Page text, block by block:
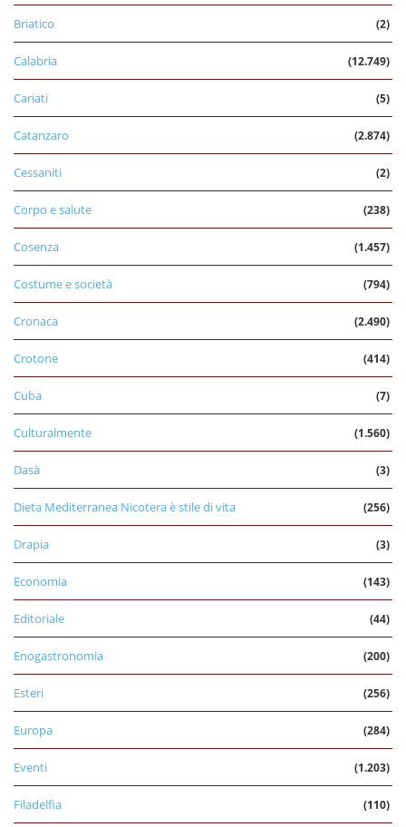
Briatico (2)
Calabria (12.749)
Cariati (5)
Catanzaro (2.874)
Cessaniti (2)
Corpo e salute (238)
Cosenza (1.457)
Costume e società (794)
Cronaca (2.490)
Crotone (414)
Cuba (7)
Culturalmente (1.560)
Dasà (3)
Dieta Mediterranea Nicotera è stile di vita (256)
Drapia (3)
Economia (143)
Editoriale (44)
Enogastronomia (200)
Esteri (256)
Europa (284)
Eventi (1.203)
Filadelfia (110)